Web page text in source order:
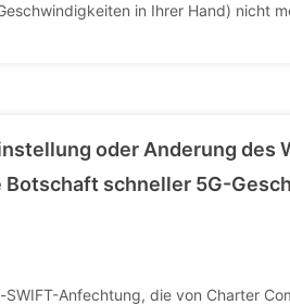
in Ihrer Hand) nicht
oder Anderung des
schneller 5G-
Anfechtung, die von Charter